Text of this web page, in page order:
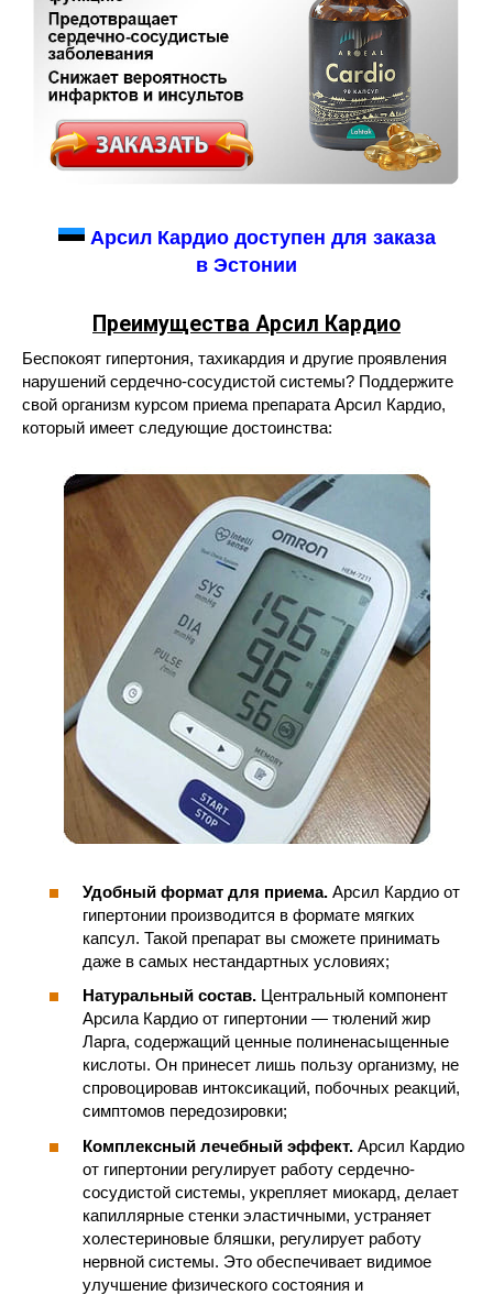
Арсил Кардио доступен для заказа
в Эстонии
Преимущества Арсил Кардио
Беспокоят гипертония, тахикардия и другие проявления
нарушений сердечно-сосудистой системы? Поддержите
свой организм курсом приема препарата Арсил Кардио,
который имеет следующие достоинства:
Удобный формат для приема. Арсил Кардио от
гипертонии производится в формате мягких
капсул. Такой препарат вы сможете принимать
даже в самых нестандартных условиях;
Натуральный состав. Центральный компонент
Арсила Кардио от гипертонии — тюлений жир
Ларга, содержащий ценные полиненасыщенные
кислоты. Он принесет лишь пользу организму, не
спровоцировав интоксикаций, побочных реакций,
симптомов передозировки;
Комплексный лечебный эффект. Арсил Кардио
от гипертонии регулирует работу сердечно-
сосудистой системы, укрепляет миокард, делает
капиллярные стенки эластичными, устраняет
холестериновые бляшки, регулирует работу
нервной системы. Это обеспечивает видимое
улучшение физического состояния и